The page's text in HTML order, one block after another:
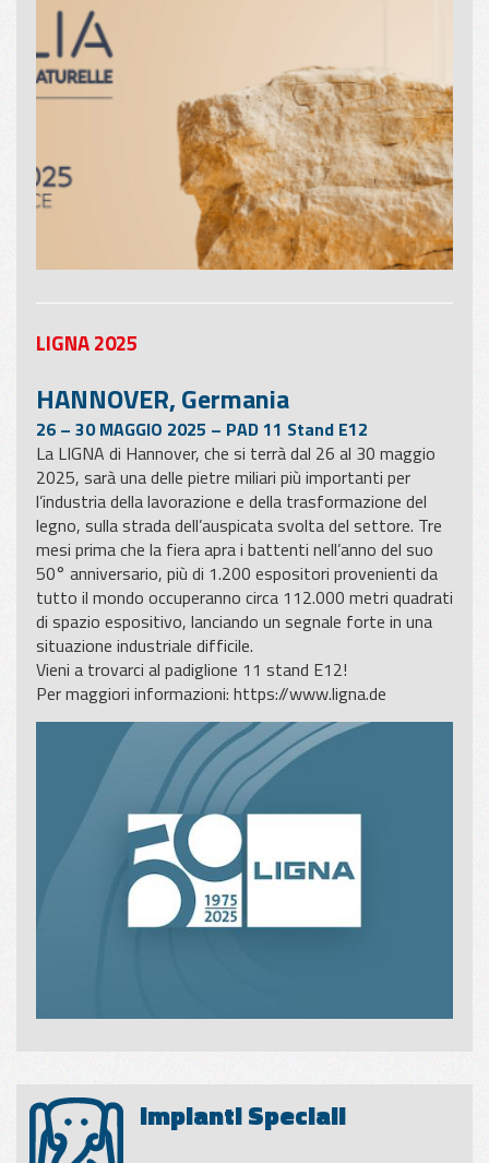
LIGNA 2025
HANNOVER, Germania
26 – 30 MAGGIO 2025 – PAD 11 Stand E12
La LIGNA di Hannover, che si terrà dal 26 al 30 maggio
2025, sarà una delle pietre miliari più importanti per
l’industria della lavorazione e della trasformazione del
legno, sulla strada dell’auspicata svolta del settore. Tre
mesi prima che la fiera apra i battenti nell’anno del suo
50° anniversario, più di 1.200 espositori provenienti da
tutto il mondo occuperanno circa 112.000 metri quadrati
di spazio espositivo, lanciando un segnale forte in una
situazione industriale difficile.
Vieni a trovarci al padiglione 11 stand E12!
Per maggiori informazioni: https://www.ligna.de
Impianti Speciali